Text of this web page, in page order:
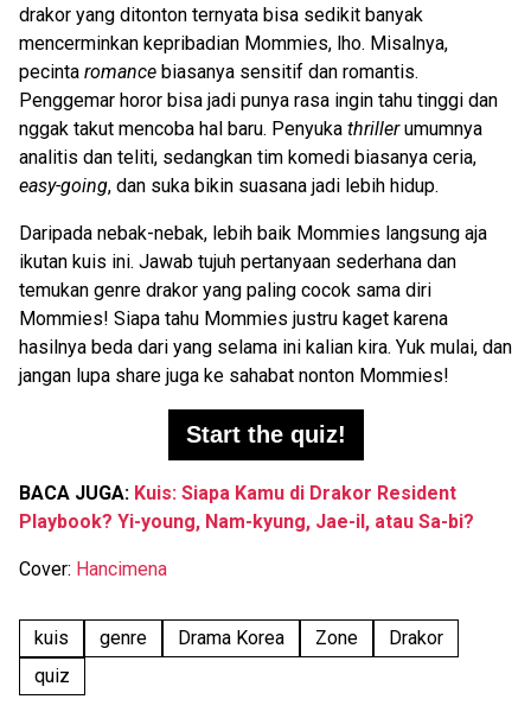
drakor yang ditonton ternyata bisa sedikit banyak
mencerminkan kepribadian Mommies, lho. Misalnya,
pecinta romance biasanya sensitif dan romantis.
Penggemar horor bisa jadi punya rasa ingin tahu tinggi dan
nggak takut mencoba hal baru. Penyuka thrillerumumnya
analitis dan teliti, sedangkan tim komedi biasanya ceria,
easy-going, dan suka bikin suasana jadi lebih hidup.
Daripada nebak-nebak, lebih baik Mommies langsung aja
ikutan kuis ini. Jawab tujuh pertanyaan sederhana dan
temukan genre drakor yang paling cocok sama diri
Mommies! Siapa tahu Mommies justru kaget karena
hasilnya beda dari yang selama ini kalian kira. Yuk mulai, dan
jangan lupa share juga ke sahabat nonton Mommies!
Start the quiz!
BACA JUGA: Kuis: Siapa Kamu di Drakor Resident
Playbook? Yi-young, Nam-kyung, Jae-il, atau Sa-bi?
Cover: Hancimena
kuis genre Drama Korea Zone
Drakor
quiz